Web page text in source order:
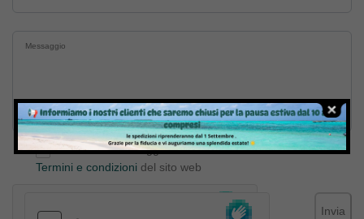
Inviando il messaggio confermo di aver letto e accettato
Termini e condizioni del sito web
Invia